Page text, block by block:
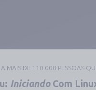
A MAIS DE 110.000 PESSOAS
IniciandoCom